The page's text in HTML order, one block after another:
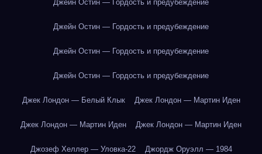
Джейн Остин — Гордость и предубеждение
Джейн Остин — Гордость и предубеждение
Джейн Остин — Гордость и предубеждение
Джейн Остин — Гордость и предубеждение
Джек Лондон — Белый Клык Джек Лондон — Мартин Иден
Джек Лондон — Мартин Иден Джек Лондон — Мартин Иден
Джозеф Хеллер — Уловка-22 Джордж Оруэлл — 1984